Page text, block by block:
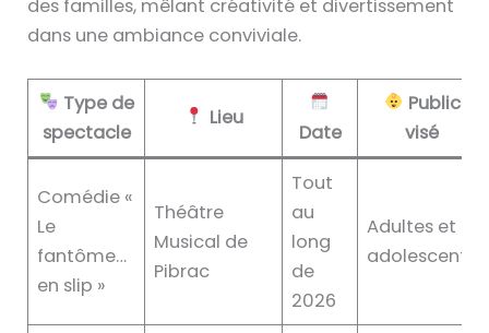
des familles, mêlant créativité et divertissement
dans une ambiance conviviale.
Type de
spectacle
Lieu
Date
Public
visé
Comédie «
Le
fantôme…
en slip »
Théâtre
Musical de
Pibrac
Tout
au
long
de
2026
Adultes et
adolescents